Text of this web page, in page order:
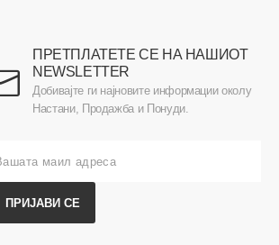
ПРЕТПЛАТЕТЕ СЕ НА НАШИОТ
NEWSLETTER
Добивајте ги најновите информации околу
Настани, Продажба и Понуди.
ПРИЈАВИ СЕ